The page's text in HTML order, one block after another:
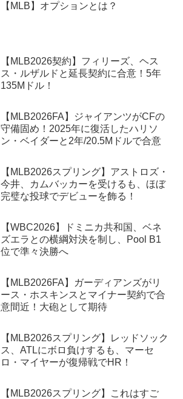
【MLB】オプションとは？
【MLB2026契約】フィリーズ、ヘス
ス・ルザルドと延長契約に合意！5年
135Mドル！
【MLB2026FA】ジャイアンツがCFの
守備固め！2025年に復活したハリソ
ン・ベイダーと2年/20.5Mドルで合意
【MLB2026スプリング】アストロズ・
今井、カムバッカーを受けるも、ほぼ
完璧な投球でデビューを飾る！
【WBC2026】ドミニカ共和国、ベネ
ズエラとの横綱対決を制し、Pool B1
位で準々決勝へ
【MLB2026FA】ガーディアンズがリ
ース・ホスキンスとマイナー契約で合
意間近！大砲として期待
【MLB2026スプリング】レッドソック
ス、ATLにボロ負けするも、マーセ
ロ・マイヤーが復帰戦でHR！
【MLB2026スプリング】これはすご